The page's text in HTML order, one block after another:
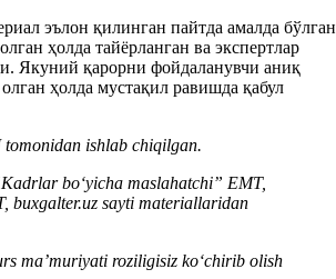
эълон қилинган пайтда амалда бўлган
ҳолда тайёрланган ва экспертлар
Якуний қарорни фойдаланувчи аниқ
ҳолда мустақил равишда қабул
ishlab chiqilgan.
boʻyicha maslahatchi” EMT,
buxgalter.uz sayti materiallaridan
ma’muriyati roziligisiz koʻchirib olish